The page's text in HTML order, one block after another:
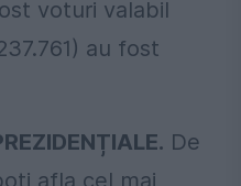
voturi valabil
au fost
De
afla cel mai